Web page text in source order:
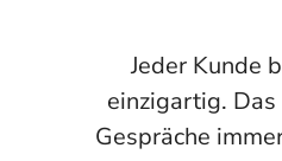
Jeder Kunde
einzigartig.
Gespräche